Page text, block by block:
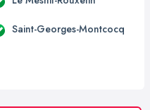
Saint-Georges-Montcocq